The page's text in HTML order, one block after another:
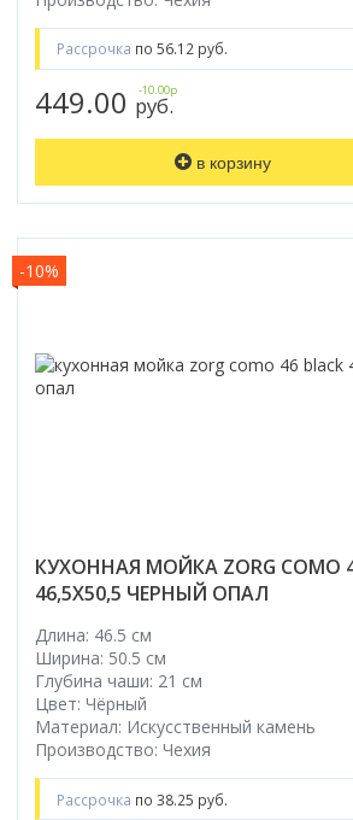
Рассрочка по 56.12 руб.
449.00 руб.
-10.00р
в корзину
-10%
КУХОННАЯ МОЙКА ZORG COMO
46,5X50,5 ЧЕРНЫЙ ОПАЛ
Длина: 46.5 см
Ширина: 50.5 см
Глубина чаши: 21 см
Цвет: Чёрный
Материал: Искусственный камень
Производство: Чехия
Рассрочка по 38.25 руб.